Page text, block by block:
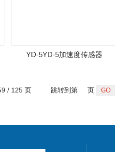
YD-5YD-5加速度传感器
/ 125 页 跳转到第 页